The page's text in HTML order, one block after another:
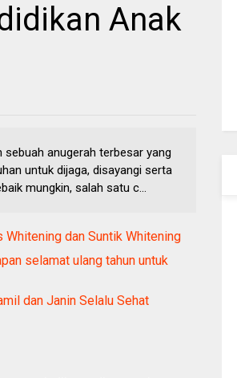
Anak
sebuah anugerah terbesar yang
untuk dijaga, disayangi serta
mungkin, salah satu c...
Whitening dan Suntik Whitening
selamat ulang tahun untuk
dan Janin Selalu Sehat